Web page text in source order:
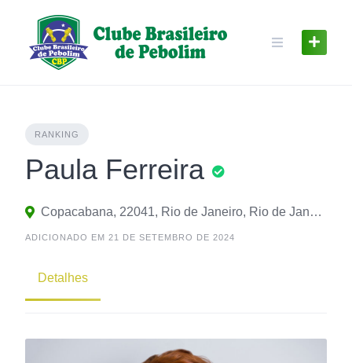
content
RANKING
Paula Ferreira
Copacabana, 22041, Rio de Janeiro, Rio de Janeiro, Brasil
ADICIONADO EM 21 DE SETEMBRO DE 2024
Detalhes